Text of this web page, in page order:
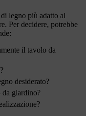
legno più adatto al
Per decidere, potrebbe
il tavolo da
desiderato?
da giardino?